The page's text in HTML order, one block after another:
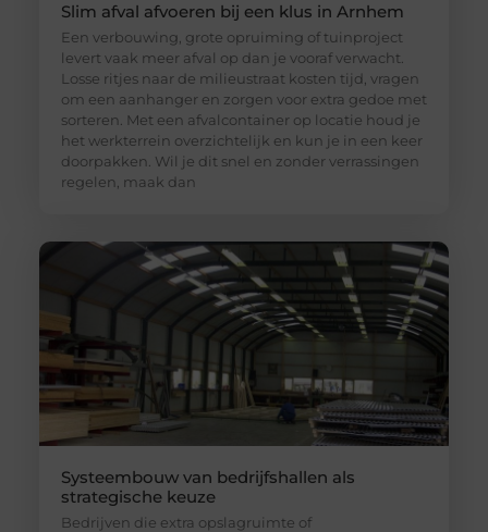
Slim afval afvoeren bij een klus in Arnhem
Een verbouwing, grote opruiming of tuinproject
levert vaak meer afval op dan je vooraf verwacht.
Losse ritjes naar de milieustraat kosten tijd, vragen
om een aanhanger en zorgen voor extra gedoe met
sorteren. Met een afvalcontainer op locatie houd je
het werkterrein overzichtelijk en kun je in een keer
doorpakken. Wil je dit snel en zonder verrassingen
regelen, maak dan
Systeembouw van bedrijfshallen als
strategische keuze
Bedrijven die extra opslagruimte of